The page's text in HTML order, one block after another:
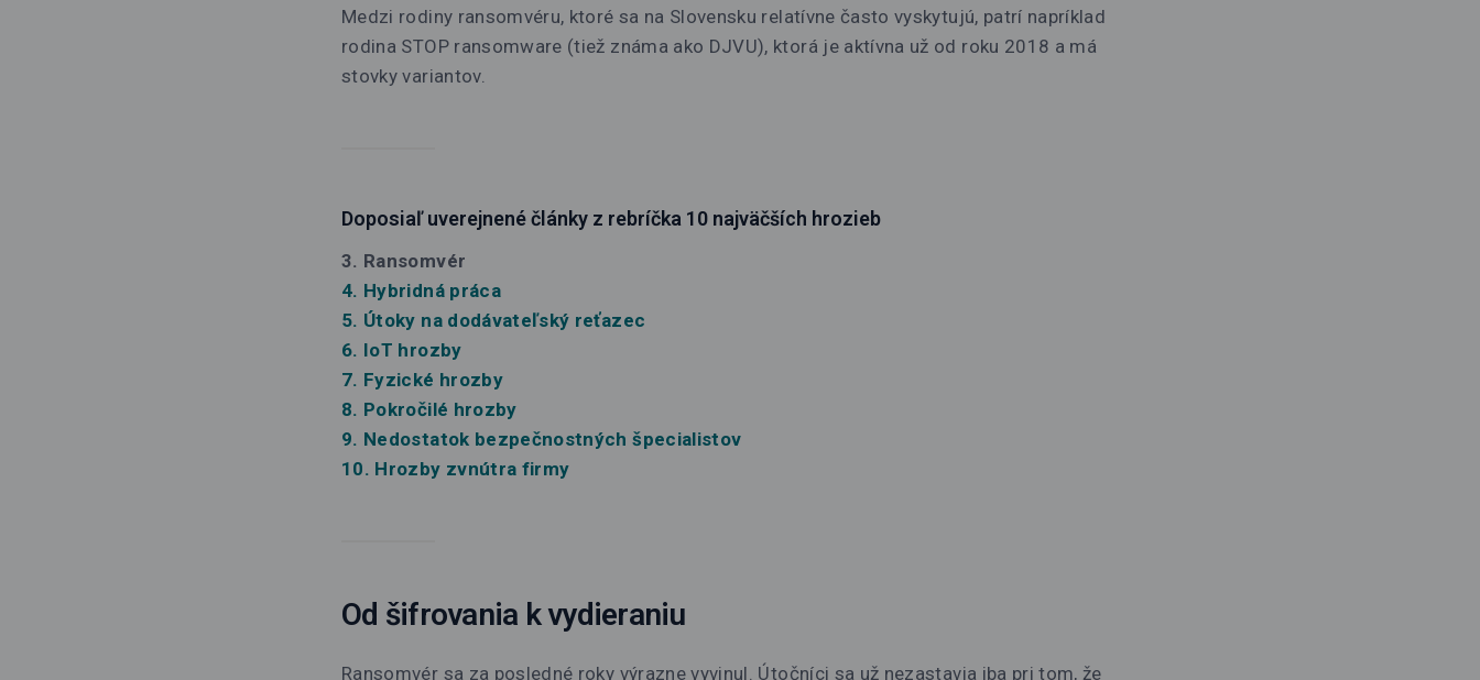
Medzi rodiny ransomvéru, ktoré sa na Slovensku relatívne často vyskytujú, patrí napríklad
rodina STOP ransomware (tiež známa ako DJVU), ktorá je aktívna už od roku 2018 a má
stovky variantov.
Doposiaľ uverejnené články z rebríčka 10 najväčších hrozieb
3. Ransomvér
4. Hybridná práca
5. Útoky na dodávateľský reťazec
6. IoT hrozby
7. Fyzické hrozby
8. Pokročilé hrozby
9. Nedostatok bezpečnostných špecialistov
10. Hrozby zvnútra firmy
Od šifrovania k vydieraniu
Ransomvér sa za posledné roky výrazne vyvinul. Útočníci sa už nezastavia iba pri tom, že